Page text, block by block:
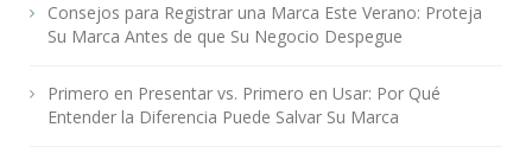
Consejos para Registrar una Marca Este Verano: Proteja
Su Marca Antes de que Su Negocio Despegue
Primero en Presentar vs. Primero en Usar: Por Qué
Entender la Diferencia Puede Salvar Su Marca